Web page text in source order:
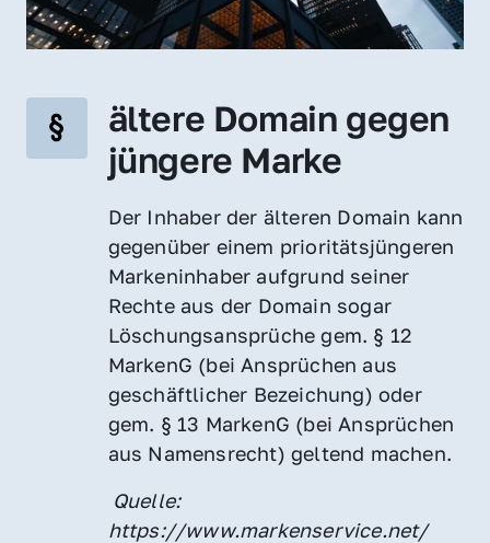
ältere Domain gegen
jüngere Marke
Der Inhaber der älteren Domain kann
gegenüber einem prioritätsjüngeren
Markeninhaber aufgrund seiner
Rechte aus der Domain sogar
Löschungsansprüche gem. § 12
MarkenG (bei Ansprüchen aus
geschäftlicher Bezeichung) oder
gem. § 13 MarkenG (bei Ansprüchen
aus Namensrecht) geltend machen.
https://www.markenservice.net/